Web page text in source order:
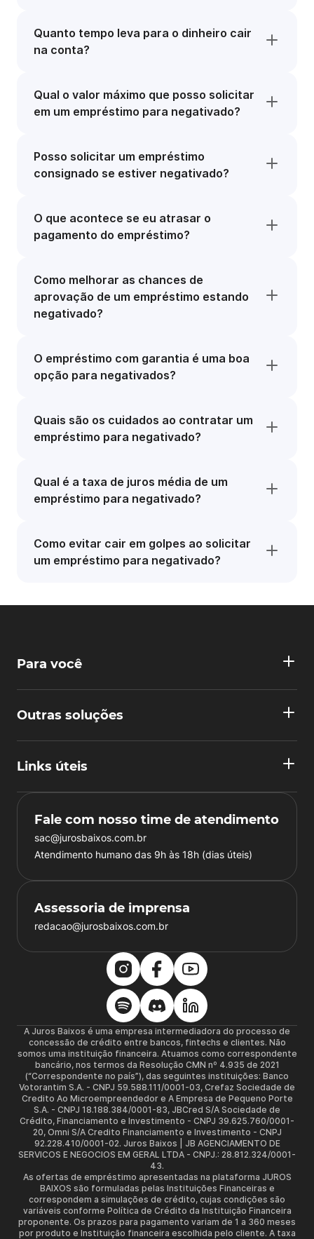
Quanto tempo leva para o dinheiro cair
na conta?
Qual o valor máximo que posso solicitar
em um empréstimo para negativado?
Posso solicitar um empréstimo
consignado se estiver negativado?
O que acontece se eu atrasar o
pagamento do empréstimo?
Como melhorar as chances de
aprovação de um empréstimo estando
negativado?
O empréstimo com garantia é uma boa
opção para negativados?
Quais são os cuidados ao contratar um
empréstimo para negativado?
Qual é a taxa de juros média de um
empréstimo para negativado?
Como evitar cair em golpes ao solicitar
um empréstimo para negativado?
Para você
Outras soluções
Links úteis
Fale com nosso time de atendimento
sac@jurosbaixos.com.br
Atendimento humano das 9h às 18h (dias úteis)
Assessoria de imprensa
redacao@jurosbaixos.com.br
A Juros Baixos é uma empresa intermediadora do processo de
concessão de crédito entre bancos, fintechs e clientes. Não
somos uma instituição financeira. Atuamos como correspondente
bancário, nos termos da Resolução CMN nº 4.935 de 2021
(“Correspondente no país”), das seguintes instituições: Banco
Votorantim S.A. - CNPJ 59.588.111/0001-03, Crefaz Sociedade de
Credito Ao Microempreendedor e A Empresa de Pequeno Porte
S.A. - CNPJ 18.188.384/0001-83, JBCred S/A Sociedade de
Crédito, Financiamento e Investimento - CNPJ 39.625.760/0001-
20, Omni S/A Credito Financiamento e Investimento - CNPJ
92.228.410/0001-02. Juros Baixos | JB AGENCIAMENTO DE
SERVICOS E NEGOCIOS EM GERAL LTDA - CNPJ.: 28.812.324/0001-
43.
As ofertas de empréstimo apresentadas na plataforma JUROS
BAIXOS são formuladas pelas Instituições Financeiras e
correspondem a simulações de crédito, cujas condições são
variáveis conforme Política de Crédito da Instituição Financeira
proponente. Os prazos para pagamento variam de 1 a 360 meses
por produto e Instituição financeira escolhida pelo cliente. A taxa